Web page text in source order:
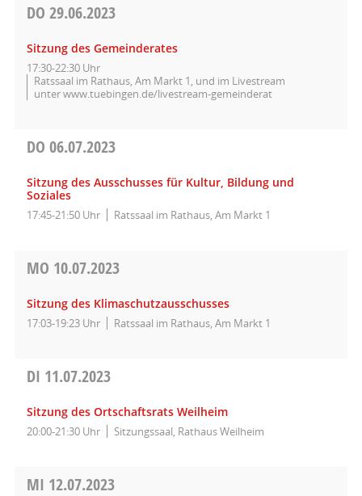
DO 29.06.2023
Sitzung des Gemeinderates
17:30-22:30 Uhr
Ratssaal im Rathaus, Am Markt 1, und im Livestream
unter www.tuebingen.de/livestream-gemeinderat
DO 06.07.2023
Sitzung des Ausschusses für Kultur, Bildung und
Soziales
17:45-21:50 Uhr Ratssaal im Rathaus, Am Markt 1
MO 10.07.2023
Sitzung des Klimaschutzausschusses
17:03-19:23 Uhr Ratssaal im Rathaus, Am Markt 1
DI 11.07.2023
Sitzung des Ortschaftsrats Weilheim
20:00-21:30 Uhr Sitzungssaal, Rathaus Weilheim
MI 12.07.2023